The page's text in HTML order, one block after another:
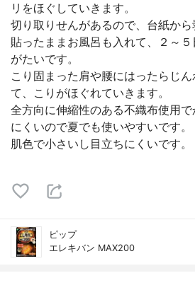
リをほぐしていきます。
切り取りせんがあるので、台紙か
貼ったままお風呂も入れて、２～５
がたいです。
こり固まった肩や腰にはったらじ
て、こりがほぐれていきます。
全方向に伸縮性のある不織布使用
にくいので夏でも使いやすいです。
肌色で小さいし目立ちにくいです。
ピップ
エレキバン MAX200